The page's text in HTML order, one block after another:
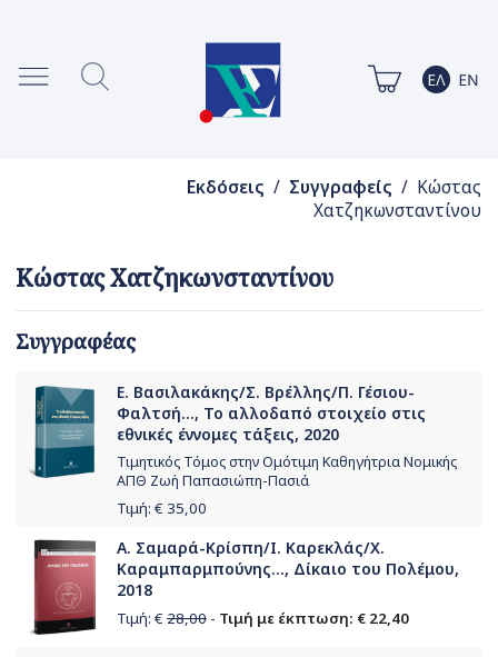
Εκδόσεις / Συγγραφείς / Κώστας
Χατζηκωνσταντίνου
Κώστας Χατζηκωνσταντίνου
Συγγραφέας
Ε. Βασιλακάκης/Σ. Βρέλλης/Π. Γέσιου-
Φαλτσή..., Το αλλοδαπό στοιχείο στις
εθνικές έννομες τάξεις, 2020
Τιμητικός Τόμος στην Ομότιμη Καθηγήτρια Νομικής
ΑΠΘ Ζωή Παπασιώπη-Πασιά
Τιμή: € 35,00
Α. Σαμαρά-Κρίσπη/Ι. Καρεκλάς/Χ.
Καραμπαρμπούνης..., Δίκαιο του Πολέμου,
2018
Τιμή: € 28,00 - Τιμή με έκπτωση: € 22,40